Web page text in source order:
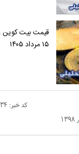
قیمت بیت کوین
۱۵ مرداد ۱۴۰۵
کد خبر: